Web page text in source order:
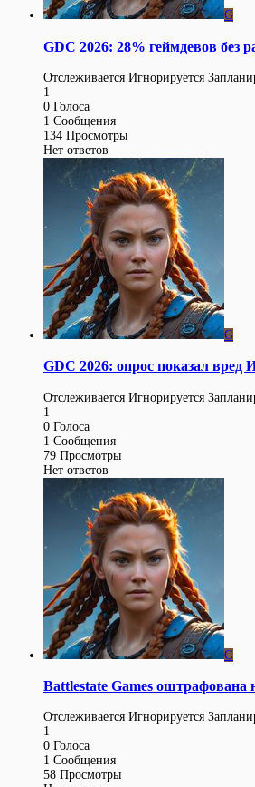
G
GDC 2026: 28% геймдевов без
Отслеживается Игнорируется
1
0 Голоса
1 Сообщения
134 Просмотры
Нет ответов
G
GDC 2026: опрос показал вред
Отслеживается Игнорируется
1
0 Голоса
1 Сообщения
79 Просмотры
Нет ответов
G
Battlestate Games оштрафована
Отслеживается Игнорируется
1
0 Голоса
1 Сообщения
58 Просмотры